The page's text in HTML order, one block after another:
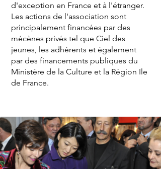
d'exception en France et à l'étranger.
Les actions de l'association sont
principalement financées par des
mécènes privés tel que Ciel des
jeunes, les adhérents et également
par des financements publiques du
Ministère de la Culture et la Région Ile
de France.